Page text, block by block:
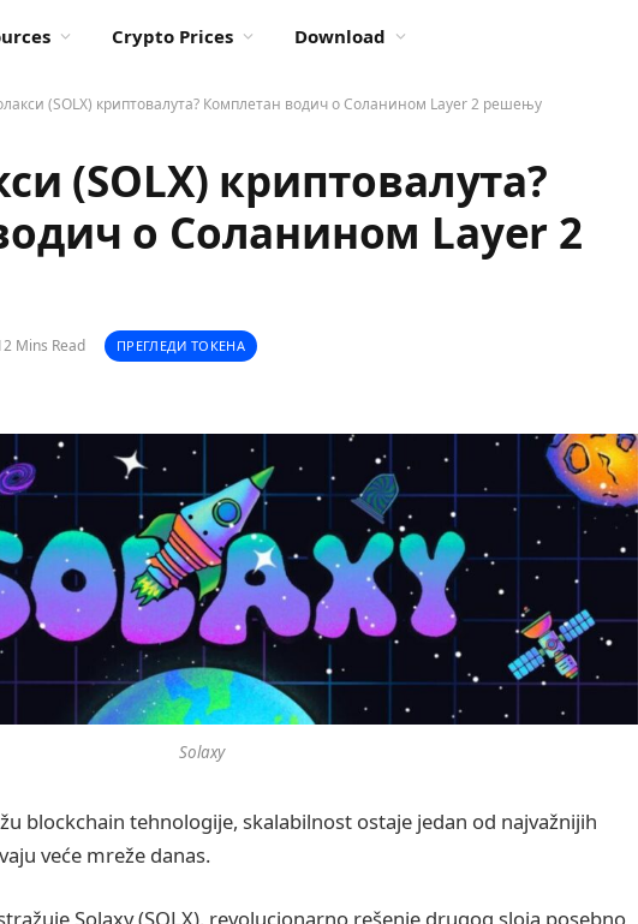
Crypto Prices Download
(SOLX) криптовалута? Комплетан водич о Соланином Layer 2 решењу
(SOLX) криптовалута?
о Соланином Layer 2
Mins Read ПРЕГЛЕДИ ТОКЕНА
Solaxy
blockchain tehnologije, skalabilnost ostaje jedan od najvažnijih
veće mreže danas.